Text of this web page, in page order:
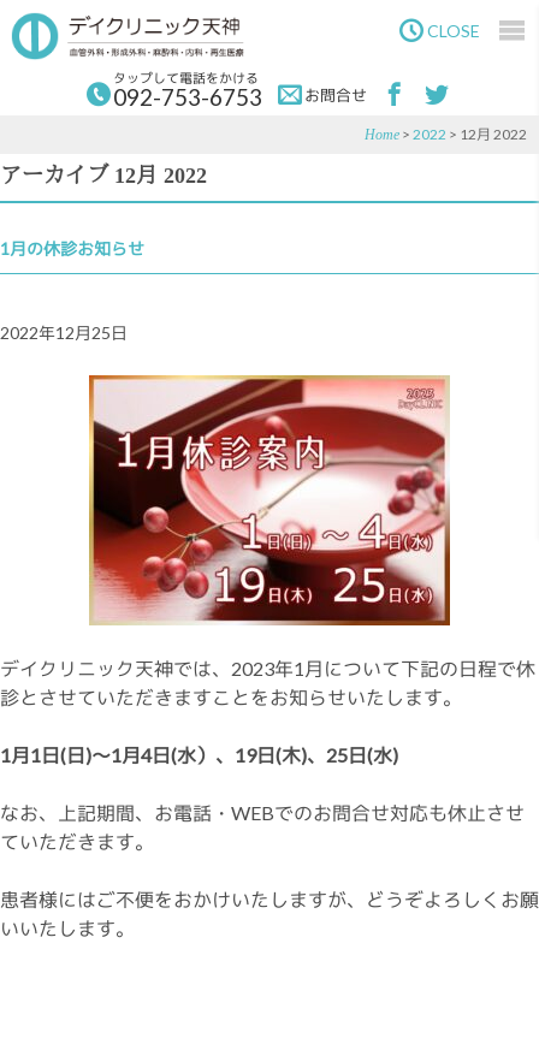
to
main
content
to
primary
sidebar
タップして電話をかける
092-753-6753 お問合せ
CLOSE
Home > 2022 > 12月 2022
アーカイブ 12月 2022
1月の休診お知らせ
2022年12月25日
デイクリニック天神では、2023年1月について下記の日程で休
診とさせていただきますことをお知らせいたします。
1月1日(日)～1月4日(水）、19日(木)、25日(水)
なお、上記期間、お電話・WEBでのお問合せ対応も休止させ
ていただきます。
患者様にはご不便をおかけいたしますが、どうぞよろしくお願
いいたします。